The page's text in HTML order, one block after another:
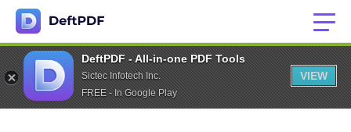
DeftPDF - All-in-one PDF Tools
Sictec Infotech Inc.
FREE - In Google Play
VIEW